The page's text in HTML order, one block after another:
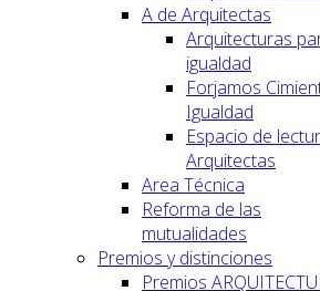
A de Arquitectas
Arquitecturas
igualdad
Forjamos
Igualdad
Espacio de
Arquitectas
Area Técnica
Reforma de las
mutualidades
Premios y distinciones
Premios